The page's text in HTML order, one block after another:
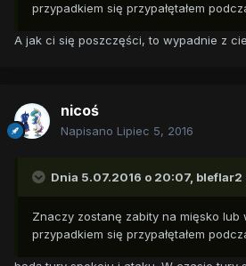
przypadkiem się przypałętałem
A jak ci się poszczęści, to wypadnie z
nicoś
Napisano Lipiec 5, 2016
Dnia 5.07.2016 o 20:07, bleflar2
Znaczy zostanę zabity na mięsko lub
przypadkiem się przypałętałem